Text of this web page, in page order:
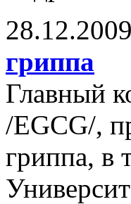
28.12.2009
гриппа
Главный
/EGCG/,
гриппа, в